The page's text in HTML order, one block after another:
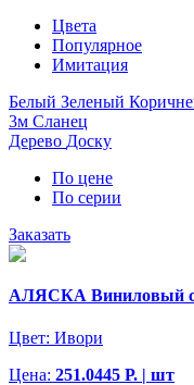
Цвета
Популярное
Имитация
Белый Зеленый
3м Сланец
Дерево Доску
По цене
По серии
Заказать
АЛЯСКА Виниловый
Цвет: Ивори
Цена: 251.0445 Р. | шт